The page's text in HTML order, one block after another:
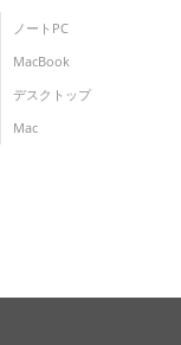
ノートPC
MacBook
デスクトップ
Mac